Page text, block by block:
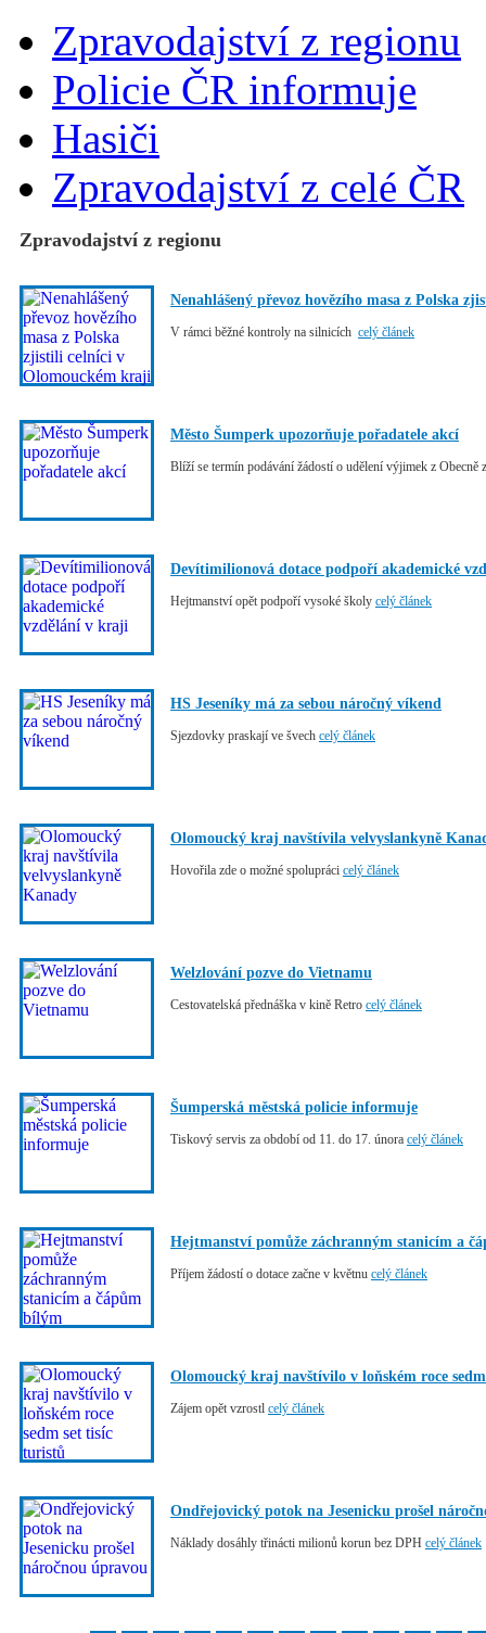
Zpravodajství z regionu
Policie ČR informuje
Hasiči
Zpravodajství z celé ČR
Zpravodajství z regionu
Nenahlášený převoz hovězího masa z Polska
V rámci běžné kontroly na silnicích celý článek
Město Šumperk upozorňuje pořadatele akcí
Blíží se termín podávání žádostí o udělení výjimek z Obecně
Devítimilionová dotace podpoří akademické
Hejtmanství opět podpoří vysoké školy celý článek
HS Jeseníky má za sebou náročný víkend
Sjezdovky praskají ve švech celý článek
Olomoucký kraj navštívila velvyslankyně
Hovořila zde o možné spolupráci celý článek
Welzlování pozve do Vietnamu
Cestovatelská přednáška v kině Retro celý článek
Šumperská městská policie informuje
Tiskový servis za období od 11. do 17. února celý článek
Hejtmanství pomůže záchranným stanicím a
Příjem žádostí o dotace začne v květnu celý článek
Olomoucký kraj navštívilo v loňském roce
Zájem opět vzrostl celý článek
Ondřejovický potok na Jesenicku prošel
Náklady dosáhly třinácti milionů korun bez DPH celý článek